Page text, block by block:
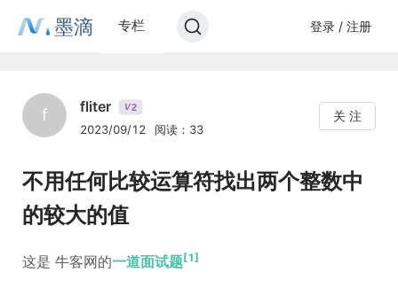
墨滴 专栏 登录 / 注册
f fliter V2
2023/09/12 阅读：33
关 注
不用任何比较运算符找出两个整数中
的较大的值
这是 牛客网的一道面试题[1]